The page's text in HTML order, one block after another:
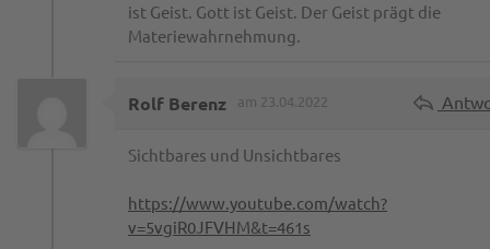
ist Geist. Gott ist Geist. Der Geist prägt die
Materiewahrnehmung.
Rolf Berenz am 23.04.2022
Sichtbares und Unsichtbares
https://www.youtube.com/watch?
v=5vgiR0JFVHM&t=461s